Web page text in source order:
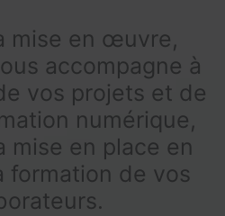
mise en œuvre,
accompagne à
vos projets et de
numérique,
mise en place en
formation de vos